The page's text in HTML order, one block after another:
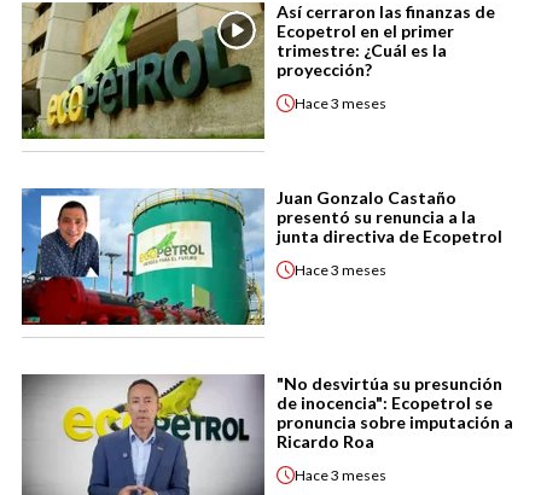
Así cerraron las finanzas de
Ecopetrol en el primer
trimestre: ¿Cuál es la
proyección?
Hace3 meses
Juan Gonzalo Castaño
presentó su renuncia a la
junta directiva de Ecopetrol
Hace3 meses
"No desvirtúa su presunción
de inocencia": Ecopetrol se
pronuncia sobre imputación a
Ricardo Roa
Hace3 meses